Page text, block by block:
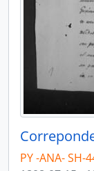
PY -ANA- SH-